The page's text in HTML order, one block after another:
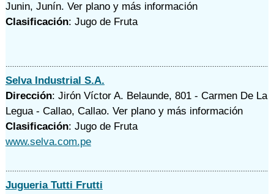
Junin, Junín. Ver plano y más información
Clasificación: Jugo de Fruta
Selva Industrial S.A.
Dirección: Jirón Víctor A. Belaunde, 801 - Carmen De La
Legua - Callao, Callao. Ver plano y más información
Clasificación: Jugo de Fruta
www.selva.com.pe
Jugueria Tutti Frutti